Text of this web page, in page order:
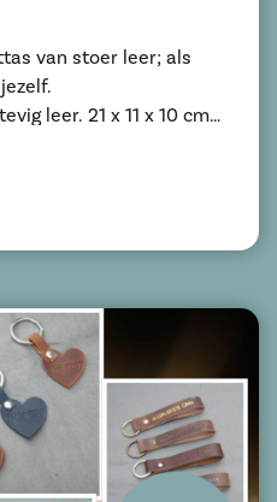
leer. 21 x 11 x 10 cm
www.patrizz.nl of
wil je een andere
via info@patrizz.nl
op afspraak is